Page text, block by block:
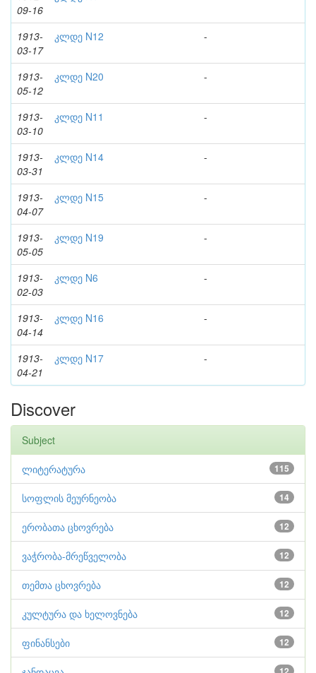
09-16
1913-
03-17
კლდე N12 -
1913-
05-12
კლდე N20 -
1913-
03-10
კლდე N11 -
1913-
03-31
კლდე N14 -
1913-
04-07
კლდე N15 -
1913-
05-05
კლდე N19 -
1913-
02-03
კლდე N6 -
1913-
04-14
კლდე N16 -
1913-
04-21
კლდე N17 -
Discover
Subject
115
ლიტერატურა
14
სოფლის მეურნეობა
12
ერობათა ცხოვრება
12
ვაჭრობა-მრეწველობა
12
თემთა ცხოვრება
12
კულტურა და ხელოვნება
12
ფინანსები